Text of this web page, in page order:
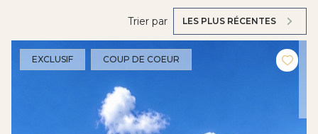
Trier par LES PLUS RÉCENTES
EXCLUSIF COUP DE COEUR